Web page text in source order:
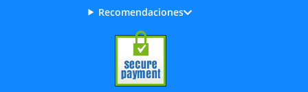
Recomendaciones